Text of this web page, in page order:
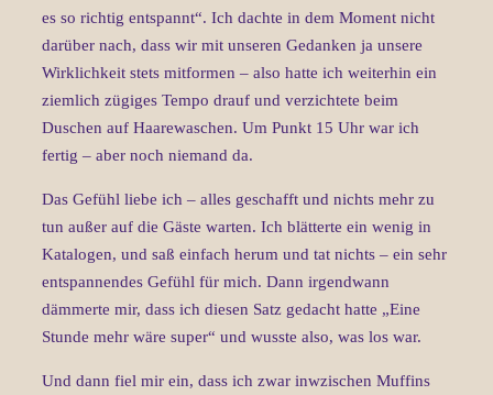
es so richtig entspannt“. Ich dachte in dem Moment nicht
darüber nach, dass wir mit unseren Gedanken ja unsere
Wirklichkeit stets mitformen – also hatte ich weiterhin ein
ziemlich zügiges Tempo drauf und verzichtete beim
Duschen auf Haarewaschen. Um Punkt 15 Uhr war ich
fertig – aber noch niemand da.
Das Gefühl liebe ich – alles geschafft und nichts mehr zu
tun außer auf die Gäste warten. Ich blätterte ein wenig in
Katalogen, und saß einfach herum und tat nichts – ein sehr
entspannendes Gefühl für mich. Dann irgendwann
dämmerte mir, dass ich diesen Satz gedacht hatte „Eine
Stunde mehr wäre super“ und wusste also, was los war.
Und dann fiel mir ein, dass ich zwar inwzischen Muffins